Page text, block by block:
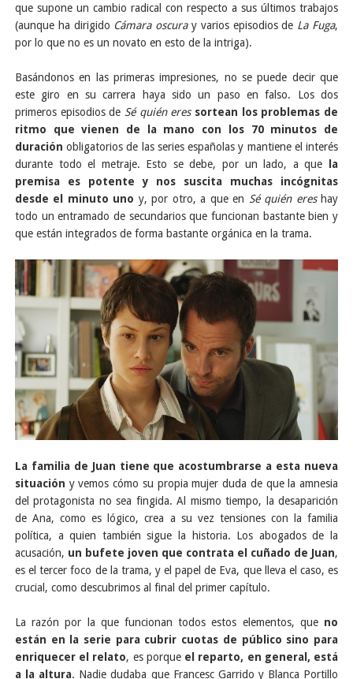
que supone un cambio radical con respecto a sus últimos trabajos
(aunque ha dirigido Cámara oscuray varios episodios de La Fuga,
por lo que no es un novato en esto de la intriga).
Basándonos en las primeras impresiones, no se puede decir que
este giro en su carrera haya sido un paso en falso. Los dos
primeros episodios de Sé quién eres sortean los problemas de
ritmo que vienen de la mano con los 70 minutos de
duración obligatorios de las series españolas y mantiene el interés
durante todo el metraje. Esto se debe, por un lado, a que
la
premisa es potente y nos suscita muchas incógnitas
desde el minuto uno y, por otro, a que en Sé quién ereshay
todo un entramado de secundarios que funcionan bastante bien y
que están integrados de forma bastante orgánica en la trama.
La familia de Juan tiene que acostumbrarse a esta nueva
situación y vemos cómo su propia mujer duda de que la amnesia
del protagonista no sea fingida. Al mismo tiempo, la desaparición
de Ana, como es lógico, crea a su vez tensiones con la familia
política, a quien también sigue la historia. Los abogados de la
acusación, un bufete joven que contrata el cuñado de Juan,
es el tercer foco de la trama, y el papel de Eva, que lleva el caso, es
crucial, como descubrimos al final del primer capítulo.
La razón por la que funcionan todos estos elementos, que no
están en la serie para cubrir cuotas de público sino para
enriquecer el relato, es porque el reparto, en general, está
a la altura. Nadie dudaba que Francesc Garrido y Blanca Portillo